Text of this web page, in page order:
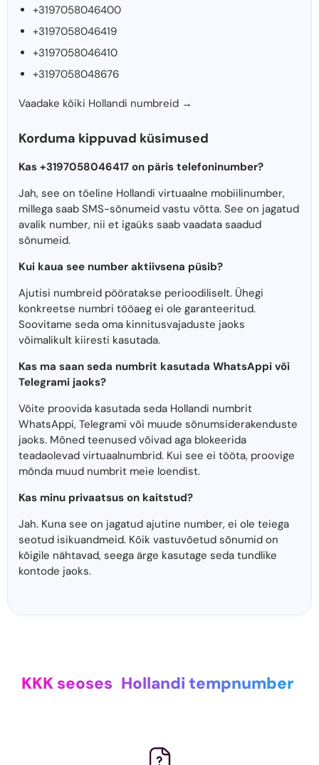
+3197058046400
+3197058046419
+3197058046410
+3197058048676
Vaadake kõiki Hollandi numbreid →
Korduma kippuvad küsimused
Kas +3197058046417 on päris telefoninumber?
Jah, see on tõeline Hollandi virtuaalne mobiilinumber,
millega saab SMS-sõnumeid vastu võtta. See on jagatud
avalik number, nii et igaüks saab vaadata saadud
sõnumeid.
Kui kaua see number aktiivsena püsib?
Ajutisi numbreid pööratakse perioodiliselt. Ühegi
konkreetse numbri tööaeg ei ole garanteeritud.
Soovitame seda oma kinnitusvajaduste jaoks
võimalikult kiiresti kasutada.
Kas ma saan seda numbrit kasutada WhatsAppi või
Telegrami jaoks?
Võite proovida kasutada seda Hollandi numbrit
WhatsAppi, Telegrami või muude sõnumsiderakenduste
jaoks. Mõned teenused võivad aga blokeerida
teadaolevad virtuaalnumbrid. Kui see ei tööta, proovige
mõnda muud numbrit meie loendist.
Kas minu privaatsus on kaitstud?
Jah. Kuna see on jagatud ajutine number, ei ole teiega
seotud isikuandmeid. Kõik vastuvõetud sõnumid on
kõigile nähtavad, seega ärge kasutage seda tundlike
kontode jaoks.
KKK seoses Hollandi tempnumber